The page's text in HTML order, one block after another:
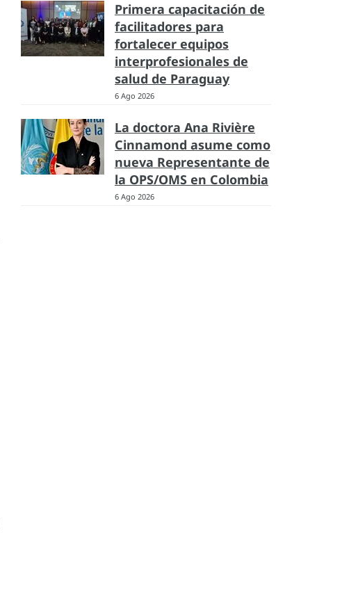
Primera capacitación de
facilitadores para
fortalecer equipos
interprofesionales de
salud de Paraguay
6 Ago 2026
La doctora Ana Rivière
Cinnamond asume como
nueva Representante de
la OPS/OMS en Colombia
6 Ago 2026